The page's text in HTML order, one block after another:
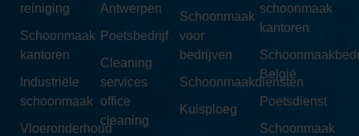
reiniging
Schoonmaak
kantoren
Industriële
schoonmaak
Vloeronderhoud
Antwerpen
Poetsbedrijf
Cleaning
services
office
cleaning
Schoonmaak
voor
bedrijven
Schoonmaakdiensten
Kuisploeg
schoonmaak
kantoren
België
Poetsdienst
Schoonmaak